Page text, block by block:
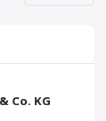
Co. KG